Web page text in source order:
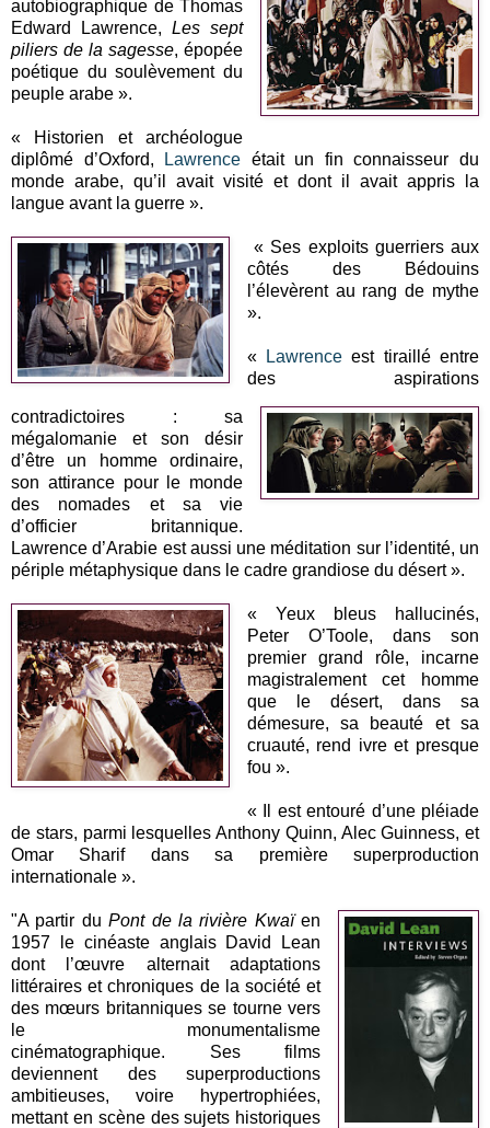
autobiographique de Thomas
Edward Lawrence,Les sept
piliers de la sagesse, épopée
poétique du soulèvement du
peuple arabe ».
« Historien et archéologue
diplômé d’Oxford,
Lawrence était un fin connaisseur du
monde arabe, qu’il avait visité et dont il avait appris la
langue avant la guerre ».
« Ses exploits guerriers aux
côtés des Bédouins
l’élevèrent au rang de mythe
».
« Lawrence est tiraillé entre
des aspirations
contradictoires : sa
mégalomanie et son désir
d’être un homme ordinaire,
son attirance pour le monde
des nomades et sa vie
d’officier britannique.
Lawrence d’Arabie est aussi une méditation sur l’identité, un
périple métaphysique dans le cadre grandiose du désert ».
« Yeux bleus hallucinés,
Peter O’Toole, dans son
premier grand rôle, incarne
magistralement cet homme
que le désert, dans sa
démesure, sa beauté et sa
cruauté, rend ivre et presque
fou ».
« Il est entouré d’une pléiade
de stars, parmi lesquelles Anthony Quinn, Alec Guinness, et
Omar Sharif dans sa première superproduction
internationale ».
"A partir duPont de la rivière Kwaïen
1957 le cinéaste anglais David Lean
dont l’œuvre alternait adaptations
littéraires et chroniques de la société et
des mœurs britanniques se tourne vers
le monumentalisme
cinématographique. Ses films
deviennent des superproductions
ambitieuses, voire hypertrophiées,
mettant en scène des sujets historiques